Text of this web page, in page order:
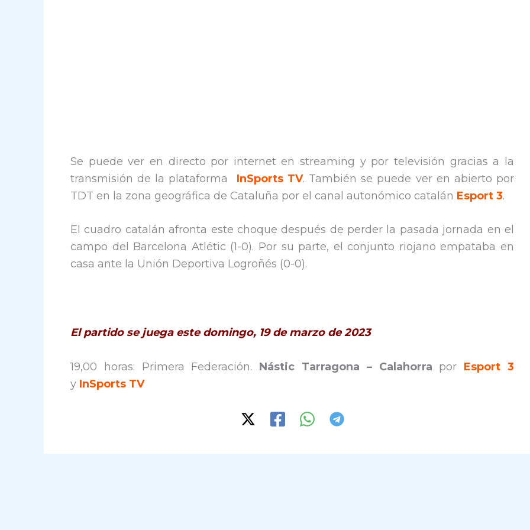
Se puede ver en directo por internet en streaming y por televisión gracias a la
transmisión de la plataforma InSports TV. También se puede ver en abierto por
TDT en la zona geográfica de Cataluña por el canal autonómico catalán Esport 3.
El cuadro catalán afronta este choque después de perder la pasada jornada en el
campo del Barcelona Atlétic (1-0). Por su parte, el conjunto riojano empataba en
casa ante la Unión Deportiva Logroñés (0-0).
El partido se juega este domingo, 19 de marzo de 2023
19,00 horas: Primera Federación. Nástic Tarragona – Calahorra por Esport 3
y InSports TV